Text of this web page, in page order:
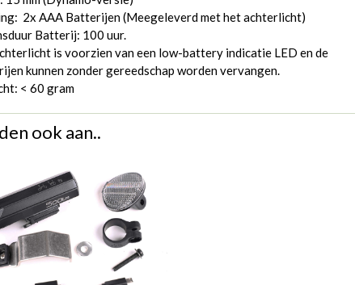
2x AAA Batterijen (Meegeleverd met het achterlicht)
Batterij: 100 uur.
is voorzien van een low-battery indicatie LED en de
kunnen zonder gereedschap worden vervangen.
< 60 gram
ook aan..